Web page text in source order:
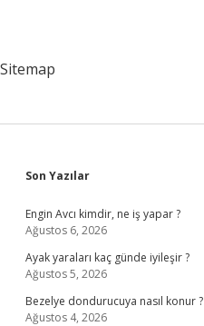
Sitemap
Sidebar
Son Yazılar
Engin Avcı kimdir, ne iş yapar ?
Ağustos 6, 2026
Ayak yaraları kaç günde iyileşir ?
Ağustos 5, 2026
Bezelye dondurucuya nasıl konur ?
Ağustos 4, 2026